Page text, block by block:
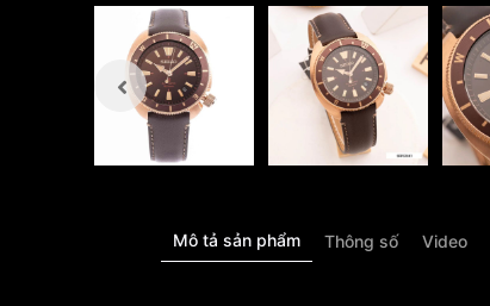
Mô tả sản phẩm Thông số Video